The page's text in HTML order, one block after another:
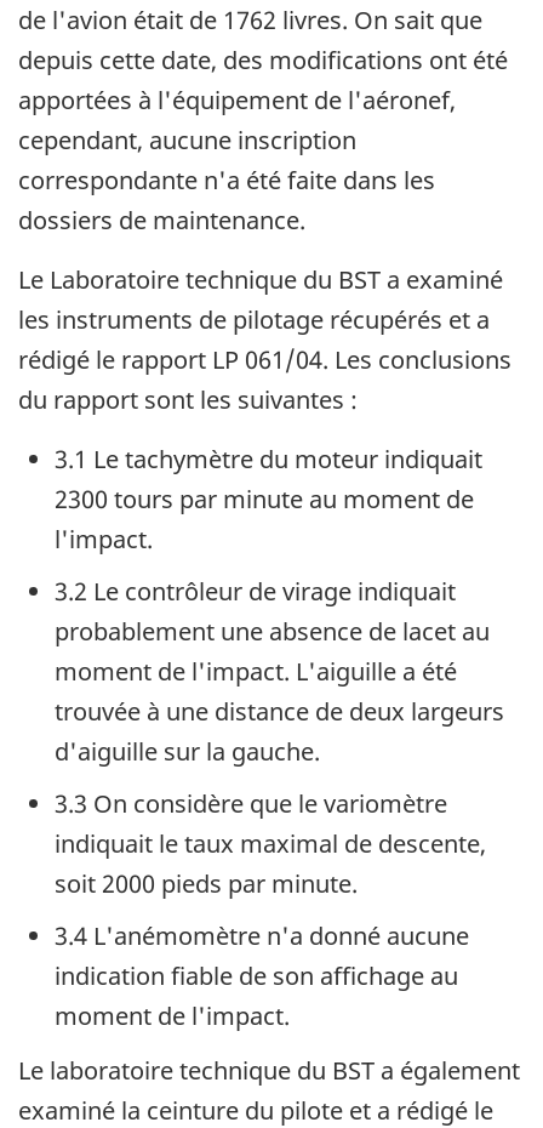
de l'avion était de 1762 livres. On sait que
depuis cette date, des modifications ont été
apportées à l'équipement de l'aéronef,
cependant, aucune inscription
correspondante n'a été faite dans les
dossiers de maintenance.
Le Laboratoire technique du BST a examiné
les instruments de pilotage récupérés et a
rédigé le rapport LP 061/04. Les conclusions
du rapport sont les suivantes :
3.1 Le tachymètre du moteur indiquait
2300 tours par minute au moment de
l'impact.
3.2 Le contrôleur de virage indiquait
probablement une absence de lacet au
moment de l'impact. L'aiguille a été
trouvée à une distance de deux largeurs
d'aiguille sur la gauche.
3.3 On considère que le variomètre
indiquait le taux maximal de descente,
soit 2000 pieds par minute.
3.4 L'anémomètre n'a donné aucune
indication fiable de son affichage au
moment de l'impact.
Le laboratoire technique du BST a également
examiné la ceinture du pilote et a rédigé le